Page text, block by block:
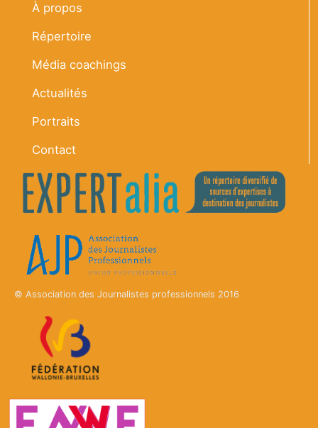
À propos
Répertoire
Média coachings
Actualités
Portraits
Contact
© Association des Journalistes professionnels 2016